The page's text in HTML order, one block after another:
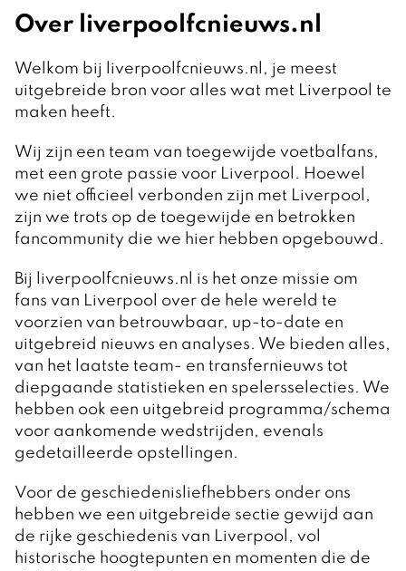
Over liverpoolfcnieuws.nl
Welkom bij liverpoolfcnieuws.nl, je meest
uitgebreide bron voor alles wat met Liverpool te
maken heeft.
Wij zijn een team van toegewijde voetbalfans,
met een grote passie voor Liverpool. Hoewel
we niet officieel verbonden zijn met Liverpool,
zijn we trots op de toegewijde en betrokken
fancommunity die we hier hebben opgebouwd.
Bij liverpoolfcnieuws.nl is het onze missie om
fans van Liverpool over de hele wereld te
voorzien van betrouwbaar, up-to-date en
uitgebreid nieuws en analyses. We bieden alles,
van het laatste team- en transfernieuws tot
diepgaande statistieken en spelersselecties. We
hebben ook een uitgebreid programma/schema
voor aankomende wedstrijden, evenals
gedetailleerde opstellingen.
Voor de geschiedenisliefhebbers onder ons
hebben we een uitgebreide sectie gewijd aan
de rijke geschiedenis van Liverpool, vol
historische hoogtepunten en momenten die de